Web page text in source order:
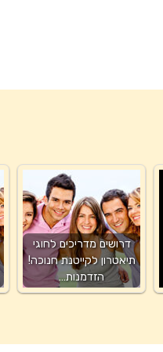
דרושים מדריכים לחוגי
תיאטרון לקייטנת חנוכה!
הזדמנות…